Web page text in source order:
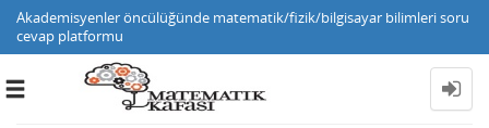
Akademisyenler öncülüğünde matematik/fizik/bilgisayar bilimleri soru
cevap platformu
Toggle